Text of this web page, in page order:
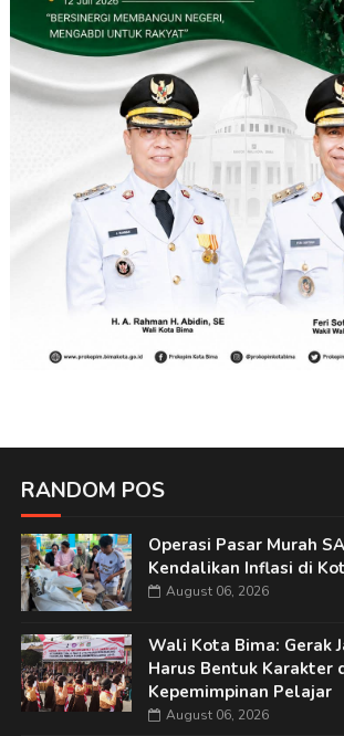
RANDOM POS
Operasi Pasar Murah
Kendalikan Inflasi di
August 06, 2026
Wali Kota Bima: Gerak
Harus Bentuk Karakter
Kepemimpinan Pelajar
August 06, 2026